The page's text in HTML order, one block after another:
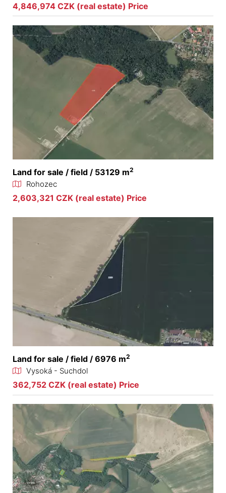
4,846,974 CZK (real estate) Price
Land for sale / field / 53129 m2
Rohozec
2,603,321 CZK (real estate) Price
Land for sale / field / 6976 m2
Vysoká - Suchdol
362,752 CZK (real estate) Price